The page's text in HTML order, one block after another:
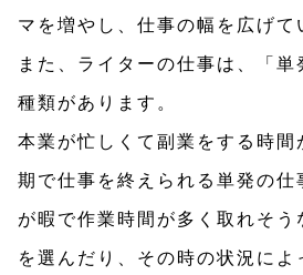
マを増やし、仕事の幅を広げて
また、ライターの仕事は、「
種類があります。
本業が忙しくて副業をする時間
期で仕事を終えられる単発の仕
が暇で作業時間が多く取れそ
を選んだり、その時の状況に